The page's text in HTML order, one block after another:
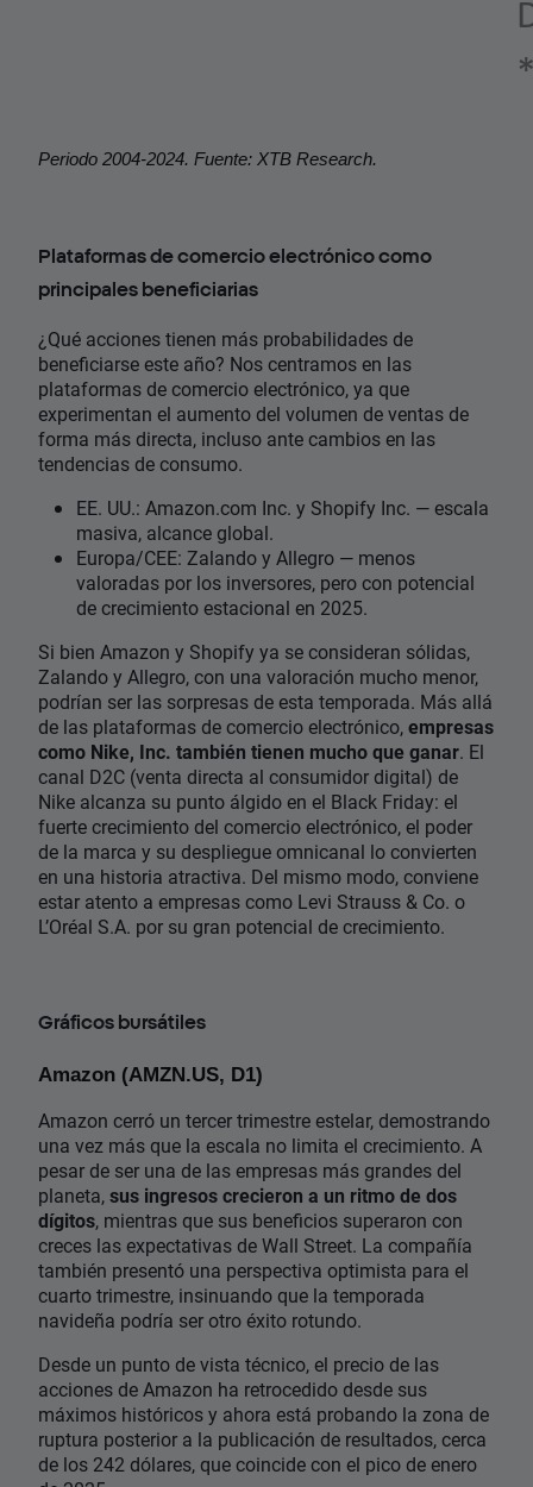
Periodo 2004-2024. Fuente: XTB Research.
Plataformas de comercio electrónico como
principales beneficiarias
¿Qué acciones tienen más probabilidades de
beneficiarse este año? Nos centramos en las
plataformas de comercio electrónico, ya que
experimentan el aumento del volumen de ventas de
forma más directa, incluso ante cambios en las
tendencias de consumo.
EE. UU.: Amazon.com Inc. y Shopify Inc. — escala
masiva, alcance global.
Europa/CEE: Zalando y Allegro — menos
valoradas por los inversores, pero con potencial
de crecimiento estacional en 2025.
Si bien Amazon y Shopify ya se consideran sólidas,
Zalando y Allegro, con una valoración mucho menor,
podrían ser las sorpresas de esta temporada. Más allá
de las plataformas de comercio electrónico,empresas
como Nike, Inc. también tienen mucho que ganar. El
canal D2C (venta directa al consumidor digital) de
Nike alcanza su punto álgido en el Black Friday: el
fuerte crecimiento del comercio electrónico, el poder
de la marca y su despliegue omnicanal lo convierten
en una historia atractiva. Del mismo modo, conviene
estar atento a empresas como Levi Strauss & Co. o
L’Oréal S.A. por su gran potencial de crecimiento.
Gráficos bursátiles
Amazon (AMZN.US, D1)
Amazon cerró un tercer trimestre estelar, demostrando
una vez más que la escala no limita el crecimiento. A
pesar de ser una de las empresas más grandes del
planeta,sus ingresos crecieron a un ritmo de dos
dígitos, mientras que sus beneficios superaron con
creces las expectativas de Wall Street. La compañía
también presentó una perspectiva optimista para el
cuarto trimestre, insinuando que la temporada
navideña podría ser otro éxito rotundo.
Desde un punto de vista técnico, el precio de las
acciones de Amazon ha retrocedido desde sus
máximos históricos y ahora está probando la zona de
ruptura posterior a la publicación de resultados, cerca
de los 242 dólares, que coincide con el pico de enero